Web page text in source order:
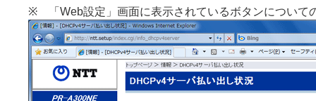
※ 「Web設定」画面に表示されているボタンについて